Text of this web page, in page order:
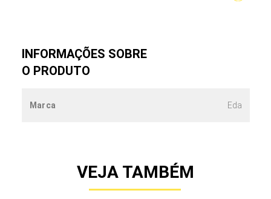
INFORMAÇÕES SOBRE
O PRODUTO
Marca Eda
VEJA TAMBÉM